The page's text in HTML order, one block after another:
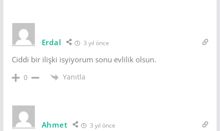
Erdal 3 yıl önce
Ciddi bir ilişki isyiyorum sonu evlilik olsun.
0 Yanıtla
Ahmet 3 yıl önce